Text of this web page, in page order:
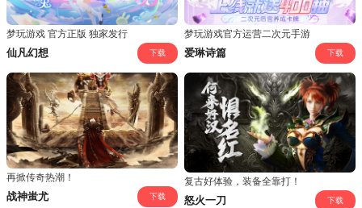
梦玩游戏 官方正版 独家发行
仙凡幻想 下载
梦玩游戏官方运营二次元手游
爱琳诗篇 下载
再掀传奇热潮！
战神蚩尤 下载
复古好体验，装备全靠打！
怒火一刀 下载